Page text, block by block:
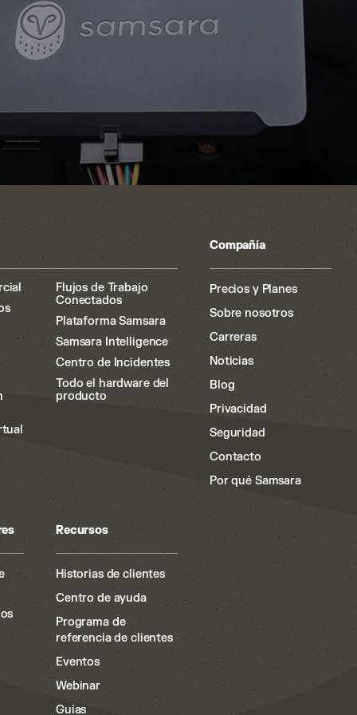
Flujos de Trabajo
Conectados
Plataforma Samsara
Samsara Intelligence
Centro de Incidentes
Todo el hardware del
producto
Compañía
Precios y Planes
Sobre nosotros
Carreras
Noticias
Blog
Privacidad
Seguridad
Contacto
Por qué Samsara
Recursos
Historias de clientes
Centro de ayuda
Programa de
referencia de clientes
Eventos
Webinar
Guías